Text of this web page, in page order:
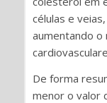
células e
aumentando o
De forma
menor o valor